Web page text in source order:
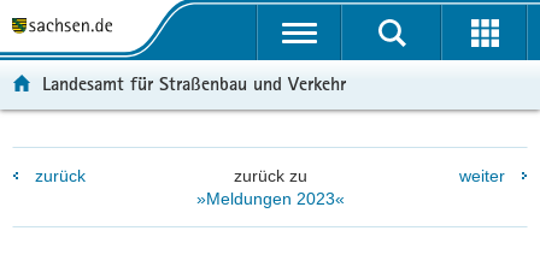
t
l
e
t
l
v
p
i
a
t
r
n
t
r
e
Landesamt für Straßenbau und Verkehr
zurück
zurück zu
»Meldungen 2023«
weiter